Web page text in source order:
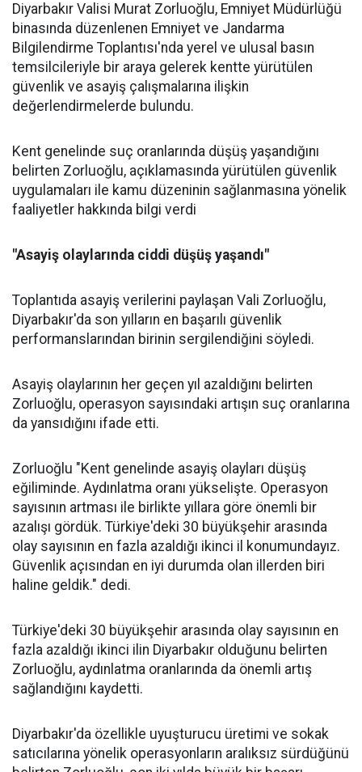
Diyarbakır Valisi Murat Zorluoğlu, Emniyet Müdürlüğü
binasında düzenlenen Emniyet ve Jandarma
Bilgilendirme Toplantısı'nda yerel ve ulusal basın
temsilcileriyle bir araya gelerek kentte yürütülen
güvenlik ve asayiş çalışmalarına ilişkin
değerlendirmelerde bulundu.
Kent genelinde suç oranlarında düşüş yaşandığını
belirten Zorluoğlu, açıklamasında yürütülen güvenlik
uygulamaları ile kamu düzeninin sağlanmasına yönelik
faaliyetler hakkında bilgi verdi
"Asayiş olaylarında ciddi düşüş yaşandı"
Toplantıda asayiş verilerini paylaşan Vali Zorluoğlu,
Diyarbakır'da son yılların en başarılı güvenlik
performanslarından birinin sergilendiğini söyledi.
Asayiş olaylarının her geçen yıl azaldığını belirten
Zorluoğlu, operasyon sayısındaki artışın suç oranlarına
da yansıdığını ifade etti.
Zorluoğlu "Kent genelinde asayiş olayları düşüş
eğiliminde. Aydınlatma oranı yükselişte. Operasyon
sayısının artması ile birlikte yıllara göre önemli bir
azalışı gördük. Türkiye'deki 30 büyükşehir arasında
olay sayısının en fazla azaldığı ikinci il konumundayız.
Güvenlik açısından en iyi durumda olan illerden biri
haline geldik." dedi.
Türkiye'deki 30 büyükşehir arasında olay sayısının en
fazla azaldığı ikinci ilin Diyarbakır olduğunu belirten
Zorluoğlu, aydınlatma oranlarında da önemli artış
sağlandığını kaydetti.
Diyarbakır'da özellikle uyuşturucu üretimi ve sokak
satıcılarına yönelik operasyonların aralıksız sürdüğünü